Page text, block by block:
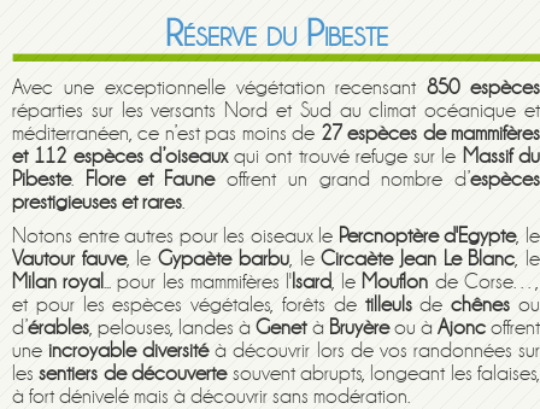
Réserve du Pibeste
Avec une exceptionnelle végétation recensant850 espèces
réparties sur les versants Nord et Sud au climat océanique et
méditerranéen, ce n’est pas moins de 27 espèces de mammifères
et 112 espèces d’oiseauxqui ont trouvé refuge sur le Massif du
Pibeste. Flore et Fauneoffrent un grand nombre d’espèces
prestigieuses et rares.
Notons entre autres pour les oiseaux le Percnoptère d'Egypte, le
Vautour fauve, leGypaète barbu, leCircaète Jean Le Blanc, le
Milan royal... pour les mammifères l'Isard, le Mouflon de Corse…,
et pour les espèces végétales, forêts de tilleulsdechênes ou
d’érables, pelouses, landes àGenetà Bruyèreou à Ajoncoffrent
uneincroyable diversitéà découvrir lors de vos randonnées sur
lessentiers de découvertesouvent abrupts, longeant les falaises,
à fort dénivelé mais à découvrir sans modération.